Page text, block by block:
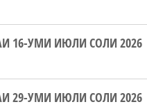
16-УМИ ИЮЛИ СОЛИ 2026
29-УМИ ИЮЛИ СОЛИ 2026